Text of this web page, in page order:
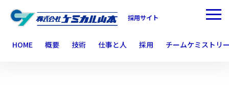
採用サイト
HOME 概要 技術 仕事と人 採用 チームケミストリ
応募や入社前に取得が必要な資格はあ
りますか？